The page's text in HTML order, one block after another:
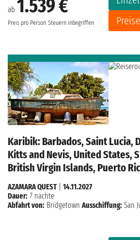
ab 1.539 €
Preis pro Person Steuern inbegriffen
Preise
Karibik: Barbados, Saint Lucia,
Kitts and Nevis, United States,
British Virgin Islands, Puerto
AZAMARA QUEST| 14.11.2027
Dauer: 7 nächte
Abfahrt von: Bridgetown Ausschiffung: San